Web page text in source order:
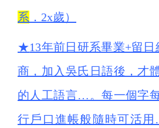
系 ．2x歲）
★13年前日研系畢業+留日
商，加入吳氏日語後，才
的人工語言…。每一個字
行戶口進帳般隨時可活用